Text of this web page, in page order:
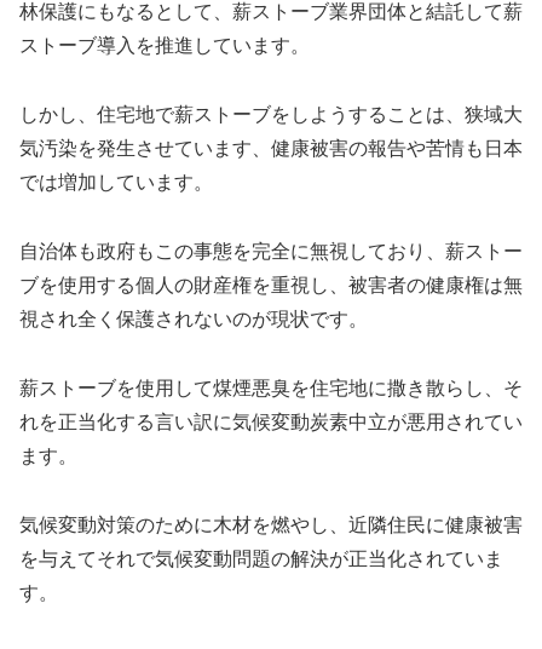
林保護にもなるとして、薪ストーブ業界団体と結託して薪
ストーブ導入を推進しています。
しかし、住宅地で薪ストーブをしようすることは、狭域大
気汚染を発生させています、健康被害の報告や苦情も日本
では増加しています。
自治体も政府もこの事態を完全に無視しており、薪ストー
ブを使用する個人の財産権を重視し、被害者の健康権は無
視され全く保護されないのが現状です。
薪ストーブを使用して煤煙悪臭を住宅地に撒き散らし、そ
れを正当化する言い訳に気候変動炭素中立が悪用されてい
ます。
気候変動対策のために木材を燃やし、近隣住民に健康被害
を与えてそれで気候変動問題の解決が正当化されていま
す。